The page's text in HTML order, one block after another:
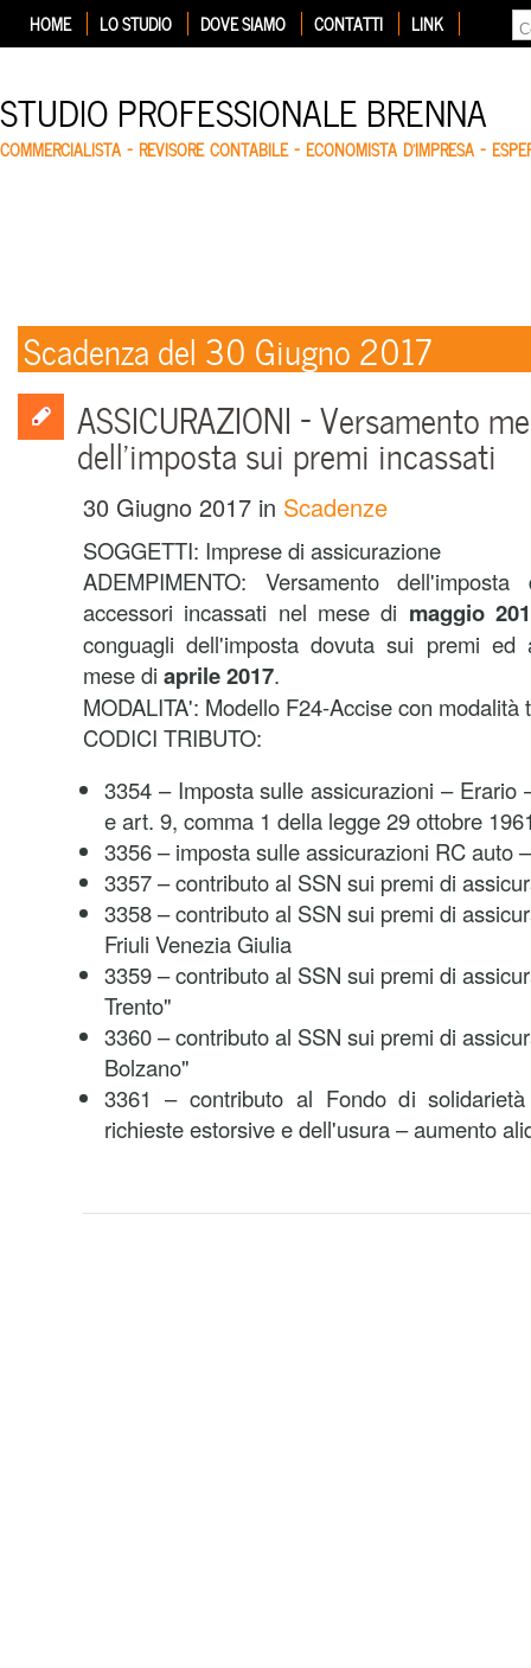
HOME LO STUDIO DOVE SIAMO CONTATTI LINK
STUDIO PROFESSIONALE BRENNA
COMMERCIALISTA – REVISORE CONTABILE – ECONOMISTA D'IMPRESA –
Scadenza del 30 Giugno 2017
ASSICURAZIONI – Versamento
dell’imposta sui premi incassati
30 Giugno 2017 in Scadenze
SOGGETTI: Imprese di assicurazione
ADEMPIMENTO: Versamento
accessori incassati nel mese di maggio
conguagli dell'imposta dovuta sui premi ed
mese di aprile 2017.
MODALITA': Modello F24-Accise con modalità
CODICI TRIBUTO:
3354 – Imposta sulle assicurazioni – Erario
e art. 9, comma 1 della legge 29 ottobre
3356 – imposta sulle assicurazioni RC auto
3357 – contributo al SSN sui premi di
3358 – contributo al SSN sui premi di
Friuli Venezia Giulia
3359 – contributo al SSN sui premi di
Trento"
3360 – contributo al SSN sui premi di
Bolzano"
3361 – contributo al Fondo di
richieste estorsive e dell'usura – aumento